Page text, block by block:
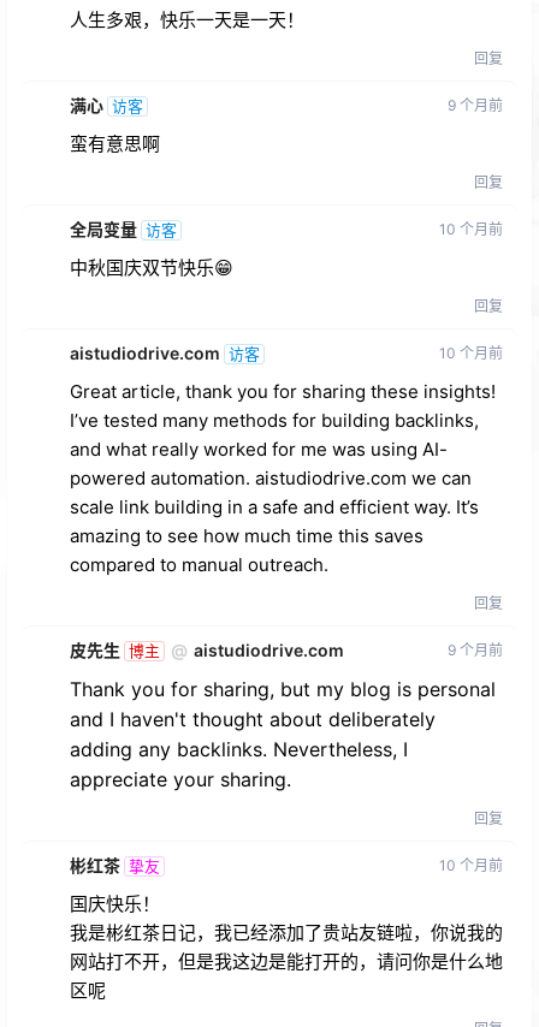
人生多艰，快乐一天是一天！
回复
满心 访客 9 个月前
蛮有意思啊
回复
全局变量 访客 10 个月前
中秋国庆双节快乐😁
回复
aistudiodrive.com 访客 10 个月前
Great article, thank you for sharing these insights!
I’ve tested many methods for building backlinks,
and what really worked for me was using AI-
powered automation. aistudiodrive.com we can
scale link building in a safe and efficient way. It’s
amazing to see how much time this saves
compared to manual outreach.
回复
皮先生 博主 @ aistudiodrive.com 9 个月前
Thank you for sharing, but my blog is personal
and I haven't thought about deliberately
adding any backlinks. Nevertheless, I
appreciate your sharing.
回复
彬红茶 挚友 10 个月前
国庆快乐！
我是彬红茶日记，我已经添加了贵站友链啦，你说我的
网站打不开，但是我这边是能打开的，请问你是什么地
区呢